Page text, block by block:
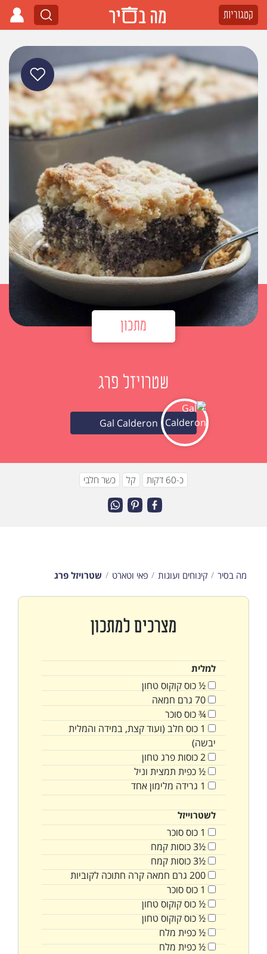
קטגוריות
מתכון
שטרויזל פרג
Gal Calderon
כ-60 דקות קל כשר חלבי
מה בסיר קינוחים ועוגות פאי וטארט שטרויזל פרג
מצרכים למתכון
למלית
½כוסקוקוס טחון
70 גרם חמאה
¾כוססוכר
1 כוס חלב (ועוד קצת, במידה והמלית
יבשה)
2כוסותפרג טחון
½כפית תמצית וניל
1 גרידה מלימון אחד
לשטרוייזל
1 כוססוכר
½3 כוסותקמח
½3 כוסותקמח
200 גרם חמאה קרה חתוכה לקוביות
1 כוססוכר
½כוסקוקוס טחון
½כוסקוקוס טחון
½כפית מלח
½כפית מלח